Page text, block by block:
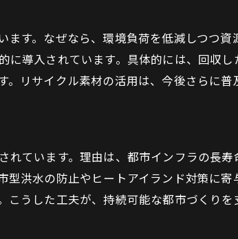
質向上と舗装工事の相関性
事による静音性・快適性の進化
目線で考える舗装工事の工夫
す。なぜなら、環境負荷を低減しつつ
導入されています。具体的には、回収
リサイクル素材の活用は、今後さらに普
ています。理由は、都市インフラの長
洪水の防止やヒートアイランド対策に
うした工夫が、持続可能な都市づくりを